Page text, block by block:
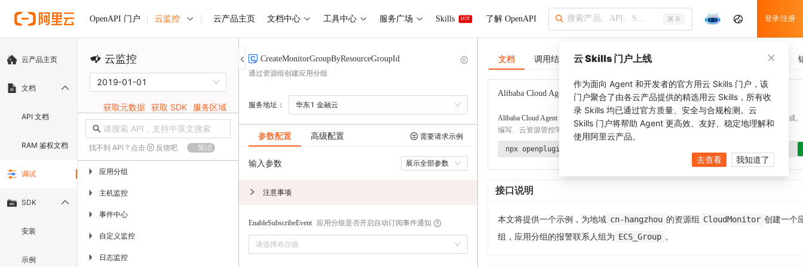
OpenAPI 门户 云监控 云产品主页 文档中心 工具中心 服务广场 Skills HOT 了解 OpenAPI ⌘ K 登录/注册
云产品主页
文档
API 文档
RAM 鉴权文档
调试
SDK
安装
示例
云监控
2019-01-01
获取元数据 获取 SDK 服务区域
找不到 API ? 点击 反馈吧 简洁
▶ 应用分组
▶ 主机监控
▶ 事件中心
▶ 自定义监控
▶ 日志监控
CreateMonitorGroupByResourceGroupId
通过资源组创建应用分组
服务地址： 华东1 金融云
参数配置 高级配置 需要请求示例
输入参数 展示全部参数
注意事项
EnableSubscribeEvent 应用分组是否开启自动订阅事件通知
请选择布尔值
文档 调用结果 SDK 示例 CLI 示例 调用历史
Alibaba Cloud Agent Toolkit 了解更多
Alibaba Cloud Agent Toolkit
提供 Agent 插件、技能、MCP 配置和验证工具，涵盖 SDK 代码生成、
编写、云资源管控等能力。通过 alibabacloud-agent-toolkit-install 技能可快速完成本地配置。
npx openplugin aliyun/alibabacloud-agent-toolkit
接口说明
本文将提供一个示例，为地域 cn-hangzhou 的资源组 CloudMonitor 创建一个
组，应用分组的报警联系人组为 ECS_Group 。
云 Skills 门户上线
作为面向 Agent 和开发者的官方用云 Skills 门户，该
门户聚合了由各云产品提供的精选用云 Skills，所有收
录 Skills 均已通过官方质量、安全与合规检测。云
Skills 门户将帮助 Agent 更高效、友好、稳定地理解和
使用阿里云产品。
去查看 我知道了